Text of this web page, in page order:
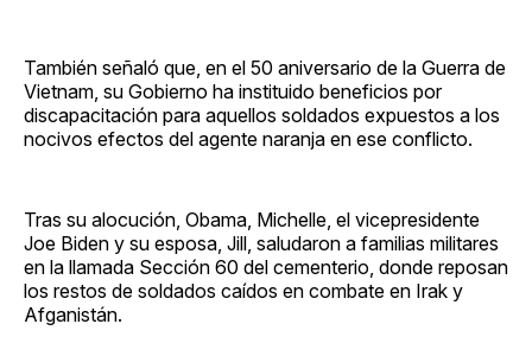
También señaló que, en el 50 aniversario de la Guerra de
Vietnam, su Gobierno ha instituido beneficios por
discapacitación para aquellos soldados expuestos a los
nocivos efectos del agente naranja en ese conflicto.
Tras su alocución, Obama, Michelle, el vicepresidente
Joe Biden y su esposa, Jill, saludaron a familias militares
en la llamada Sección 60 del cementerio, donde reposan
los restos de soldados caídos en combate en Irak y
Afganistán.